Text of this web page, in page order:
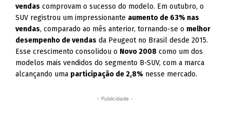
vendas comprovam o sucesso do modelo. Em outubro, o
SUV registrou um impressionante aumento de 63% nas
vendas, comparado ao mês anterior, tornando-se o melhor
desempenho de vendas da Peugeot no Brasil desde 2015.
Esse crescimento consolidou o Novo 2008 como um dos
modelos mais vendidos do segmento B-SUV, com a marca
alcançando uma participação de 2,8% nesse mercado.
- Publicidade -